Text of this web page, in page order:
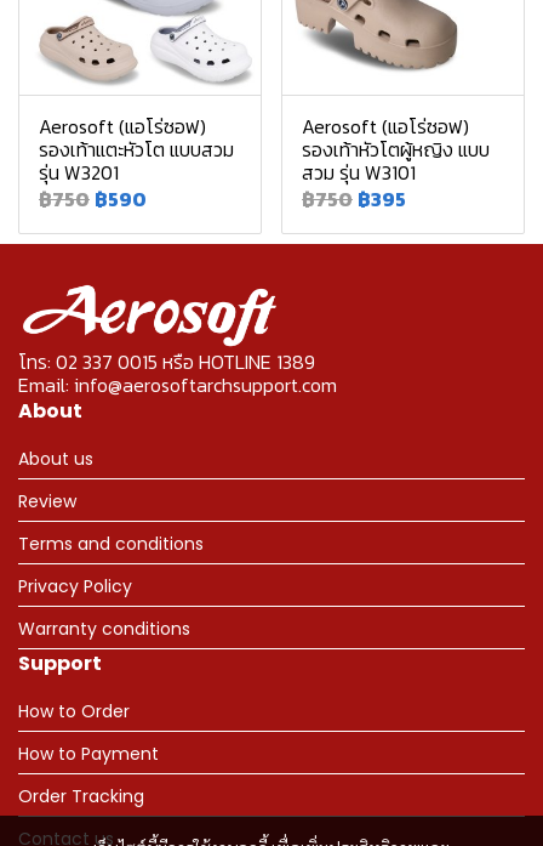
Aerosoft (แอโร่ซอฟ)
รองเท้าแตะหัวโต แบบสวม
รุ่น W3201
฿750 ฿590
Aerosoft (แอโร่ซอฟ)
รองเท้าหัวโตผู้หญิง แบบ
สวม รุ่น W3101
฿750 ฿395
โทร: 02 337 0015 หรือ HOTLINE 1389
Email: info@aerosoftarchsupport.com
About
About us
Review
Terms and conditions
Privacy Policy
Warranty conditions
Support
How to Order
How to Payment
Order Tracking
Contact us